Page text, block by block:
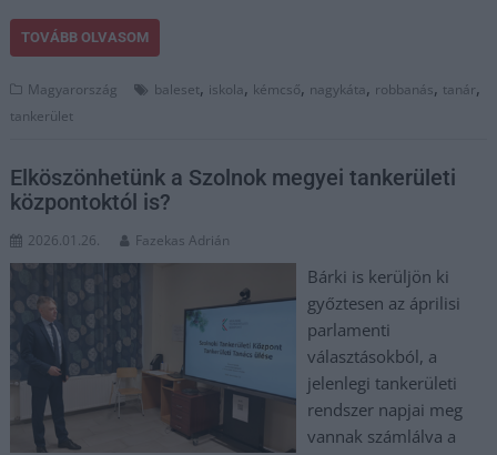
TOVÁBB OLVASOM
Magyarország baleset, iskola, kémcső, nagykáta, robbanás, tanár,
tankerület
Elköszönhetünk a Szolnok megyei tankerületi
központoktól is?
2026.01.26. Fazekas Adrián
Bárki is kerüljön ki
győztesen az áprilisi
parlamenti
választásokból, a
jelenlegi tankerületi
rendszer napjai meg
vannak számlálva a